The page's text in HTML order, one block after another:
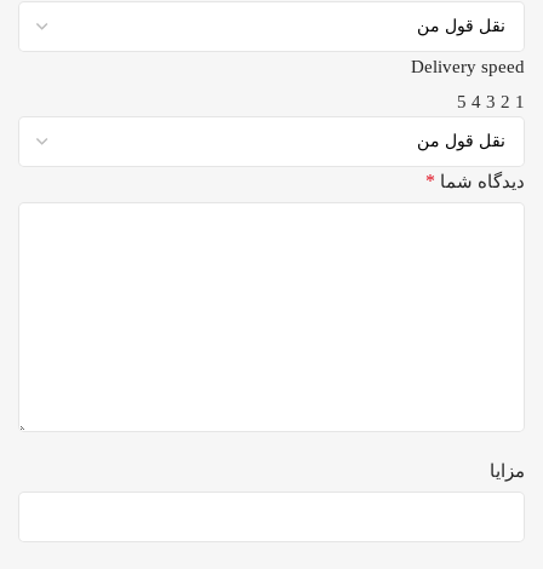
Delivery speed
1
2
3
4
5
دیدگاه شما *
مزایا